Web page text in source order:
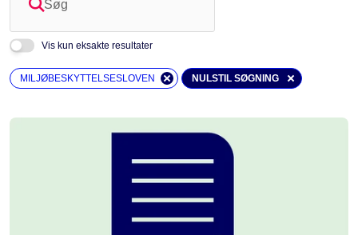
Vis kun eksakte resultater
MILJØBESKYTTELSESLOVEN NULSTIL SØGNING